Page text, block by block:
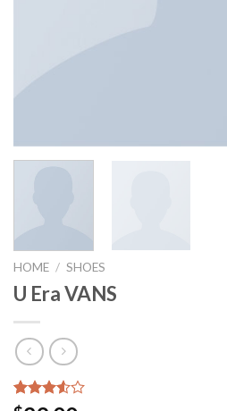
HOME / SHOES
U Era VANS